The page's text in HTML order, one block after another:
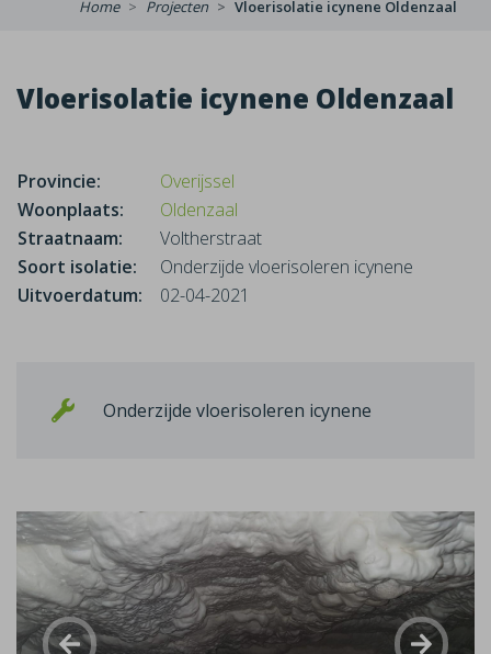
Home Projecten Vloerisolatie icynene Oldenzaal
Vloerisolatie icynene Oldenzaal
Provincie:
Overijssel
Woonplaats:
Oldenzaal
Straatnaam:
Voltherstraat
Soort isolatie:
Onderzijde vloerisoleren icynene
Uitvoerdatum:
02-04-2021
Onderzijde vloerisoleren icynene